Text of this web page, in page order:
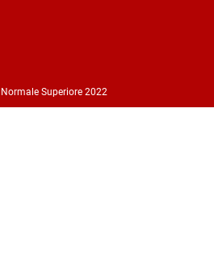
Superiore 2022